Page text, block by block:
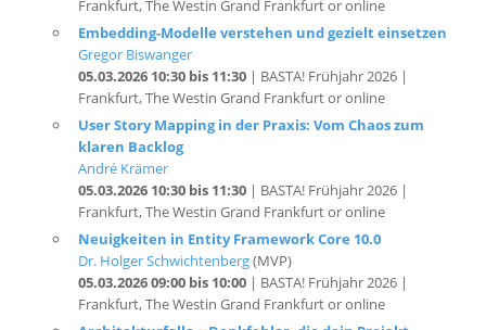
Gregor Biswanger
05.03.2026 10:30 bis 11:30| BASTA! Frühjahr 2026 |
Frankfurt, The Westin Grand Frankfurt or online
User Story Mapping in der Praxis: Vom Chaos zum
klaren Backlog
André Krämer
05.03.2026 10:30 bis 11:30
Frankfurt, The Westin Grand Frankfurt or online
Neuigkeiten in Entity Framework Core 10.0
Dr. Holger Schwichtenberg(MVP)
05.03.2026 09:00 bis 10:00| BASTA! Frühjahr 2026 |
Frankfurt, The Westin Grand Frankfurt or online
Architekturfalle – Denkfehler, die dein Projekt
ruinieren